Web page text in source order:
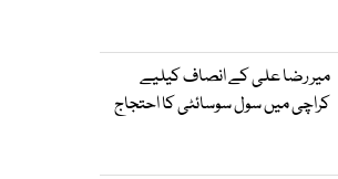
میر رضا علی کے انصاف کیلیے
کراچی میں سول سوسائٹی کا احتجاج